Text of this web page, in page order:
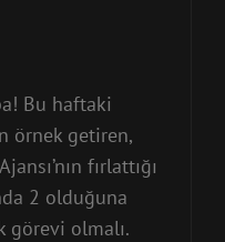
Bu haftaki
örnek getiren,
fırlattığı
2 olduğuna
görevi olmalı.